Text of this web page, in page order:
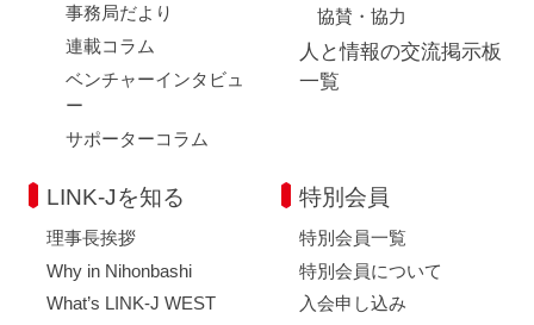
事務局だより
連載コラム
ベンチャーインタビュ
ー
サポーターコラム
協賛・協力
人と情報の交流掲示板
一覧
LINK-Jを知る
理事長挨拶
Why in Nihonbashi
What’s LINK-J WEST
特別会員
特別会員一覧
特別会員について
入会申し込み